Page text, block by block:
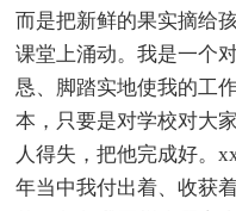
而是把新鲜的果实摘给
课堂上涌动。我是一个
恳、脚踏实地使我的工
本，只要是对学校对大
人得失，把他完成好。
年当中我付出着、收获